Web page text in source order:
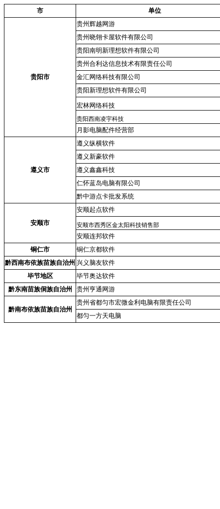
市 单位
贵阳市
贵州辉越网游
贵州晓翎卡屋软件有限公司
贵阳南明新理想软件有限公司
贵州合利达信息技术有限责任公司
金汇网络科技有限公司
贵阳新理想软件有限公司
宏林网络科技
贵阳西南凌宇科技
月影电脑配件经营部
遵义市
遵义纵横软件
遵义新豪软件
遵义鑫鑫科技
仁怀蓝岛电脑有限公司
黔中游点卡批发系统
安顺市
安顺起点软件
安顺市西秀区金太阳科技销售部
安顺连邦软件
铜仁市
铜仁京都软件
黔西南布依族苗族自治州 兴义脑友软件
毕节地区
毕节奥达软件
黔东南苗族侗族自治州
贵州亨通网游
黔南布依族苗族自治州
贵州省都匀市宏微金利电脑有限责任公司
都匀一方天电脑